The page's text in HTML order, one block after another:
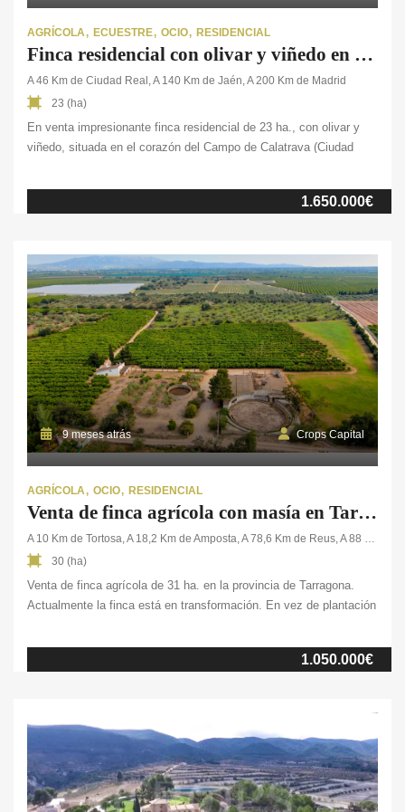
AGRÍCOLA ECUESTRE OCIO RESIDENCIAL
Finca residencial con olivar y viñedo en Ciudad Real
A 46 Km de Ciudad Real, A 140 Km de Jaén, A 200 Km de Madrid
23 (ha)
En venta impresionante finca residencial de 23 ha., con olivar y
viñedo, situada en el corazón del Campo de Calatrava (Ciudad
buscan una cómoda residencia en el campo con excelentes
posibilidades de producción agrícola. La vivienda principal,
1.650.000€
9 meses atrás Crops Capital
AGRÍCOLA OCIO RESIDENCIAL
Venta de finca agrícola con masía en Tarragona
30 (ha)
Venta de finca agrícola de 31 ha. en la provincia de Tarragona.
Actualmente la finca está en transformación. En vez de plantación
especie leguminosa que proporciona fruto, madera, sombra y
1.050.000€